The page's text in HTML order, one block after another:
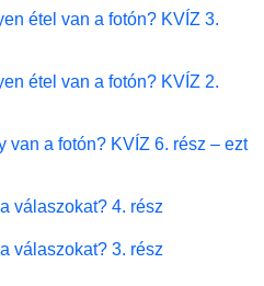
étel van a fotón? KVÍZ 3.
étel van a fotón? KVÍZ 2.
van a fotón? KVÍZ 6. rész – ezt
válaszokat? 4. rész
válaszokat? 3. rész